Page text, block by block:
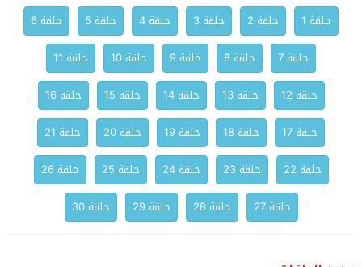
حلقة 1 حلقة 2 حلقة 3 حلقة 4 حلقة 5
حلقة 6
حلقة 7
حلقة 8 حلقة 9 حلقة 10
حلقة 11
حلقة 12
حلقة 13 حلقة 14 حلقة 15
حلقة 16
حلقة 17
حلقة 18 حلقة 19 حلقة 20
حلقة 21
حلقة 22
حلقة 23 حلقة 24 حلقة 25
حلقة 26
حلقة 27
حلقة 28 حلقة 29 حلقة 30